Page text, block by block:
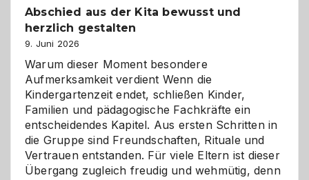
verstehen
Abschied aus der Kita bewusst und
herzlich gestalten
9. Juni 2026
Warum dieser Moment besondere
Aufmerksamkeit verdient Wenn die
Kindergartenzeit endet, schließen Kinder,
Familien und pädagogische Fachkräfte ein
entscheidendes Kapitel. Aus ersten Schritten in
die Gruppe sind Freundschaften, Rituale und
Vertrauen entstanden. Für viele Eltern ist dieser
Übergang zugleich freudig und wehmütig, denn